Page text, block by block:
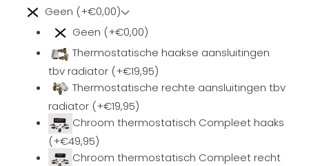
Geen (+€0,00)
Geen (+€0,00)
Thermostatische haakse aansluitingen
tbv radiator (+€19,95)
Thermostatische rechte aansluitingen tbv
radiator (+€19,95)
Chroom thermostatisch Compleet haaks
(+€49,95)
Chroom thermostatisch Compleet recht